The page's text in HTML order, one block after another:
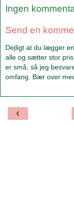
Ingen
Send en
Dejligt at du lægger
alle og sætter stor
er små, så jeg
omfang. Bær over
‹